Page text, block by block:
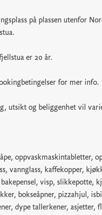
på plassen utenfor
er 20 år.
for mer info.
utsikt og beliggenhet vil
oppvaskmaskintabletter,
vannglass, kaffekopper,
visp, slikkepotte,
bokseåpner, pizzahjul,
dype tallerkener,